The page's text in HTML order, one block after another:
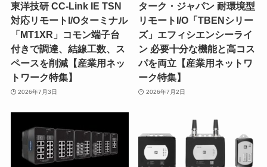
東洋技研 CC-Link IE TSN
対応リモートI/Oターミナル
「MT1XR」コモン端子台
付きで調達、結線工数、ス
ペースを削減【産業用ネッ
トワーク特集】
2026年7月3日
ターク・ジャパン 耐環境型
リモートI/O「TBENシリー
ズ」エフィシエンシーライ
ン 必要十分な機能と高コス
パを両立【産業用ネットワ
ーク特集】
2026年7月2日